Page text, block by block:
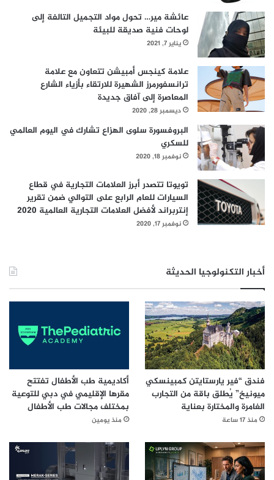
ا
ل
ك
ت
ا
ب
و
ر
ض
ت
ج
ر
ة
ا
ا
ر
ة
ا
ل
ث
ق
ا
ف
ة
عائشة مير… تحول مواد التجميل التالفة إلى
لوحات فنية صديقة للبيئة
يناير 7, 2021
علامة كينجس أمبيشن تتعاون مع علامة
ترانسفورمرز الشهيرة للارتقاء بأزياء الشارع
المعاصرة إلى آفاق جديدة
ديسمبر 28, 2020
البروفسورة سلوى الهزاع تشارك في اليوم العالمي
للسكري
نوفمبر 18, 2020
تويوتا تتصدر أبرز العلامات التجارية في قطاع
السيارات للعام الرابع على التوالي ضمن تقرير
إنتربراند لأفضل العلامات التجارية العالمية 2020
نوفمبر 17, 2020
أخبار التكنولوجيا الحديثة
فندق “فير يارستايتن كمبينسكي
ميونيخ” يُطلق باقة من التجارب
الغامرة والمختارة بعناية
منذ 17 ساعة
أكاديمية طب الأطفال تفتتح
مقرها الإقليمي في دبي للتوعية
بمختلف مجالات طب الأطفال
منذ يومين